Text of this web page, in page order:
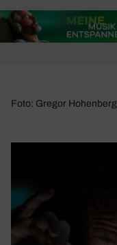
Foto: Gregor Hohenberg